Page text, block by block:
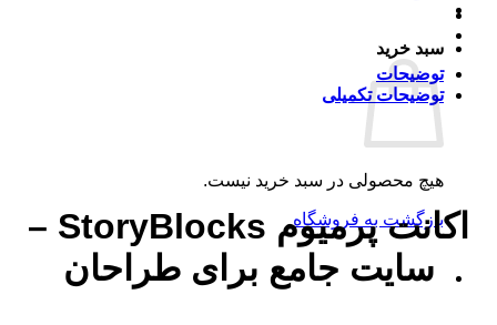
سبد خرید
هیچ محصولی در سبد خرید نیست.
بازگشت به فروشگاه
توضیحات
توضیحات تکمیلی
اکانت پرمیوم StoryBlocks –
سایت جامع برای طراحان